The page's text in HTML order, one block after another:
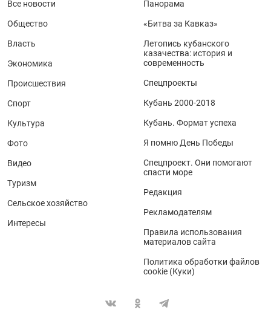
Все новости
Общество
Власть
Экономика
Происшествия
Спорт
Культура
Фото
Видео
Туризм
Сельское хозяйство
Интересы
Панорама
«Битва за Кавказ»
Летопись кубанского
казачества: история и
современность
Спецпроекты
Кубань 2000-2018
Кубань. Формат успеха
Я помню День Победы
Спецпроект. Они помогают
спасти море
Редакция
Рекламодателям
Правила использования
материалов сайта
Политика обработки файлов
cookie (Куки)